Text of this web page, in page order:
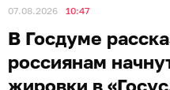
07.08.2026 10:47
В Госдуме
россиянам
жировки в